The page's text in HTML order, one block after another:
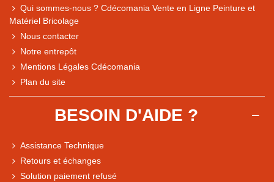
Qui sommes-nous ? Cdécomania Vente en Ligne Peinture et
Matériel Bricolage
Nous contacter
Notre entrepôt
Mentions Légales Cdécomania
Plan du site
BESOIN D'AIDE ?
Assistance Technique
Retours et échanges
Solution paiement refusé